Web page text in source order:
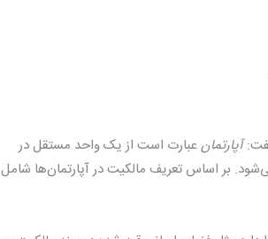
آپارتمانعبارت است از یک واحد مستقل در
بر اساس تعریف مالکیت در آپارتمان‌ها شامل